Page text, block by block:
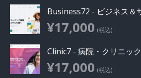
Business72 - ビジネス＆
¥17,000 (税込)
Clinic7 - 病院・クリニッ
¥17,000 (税込)